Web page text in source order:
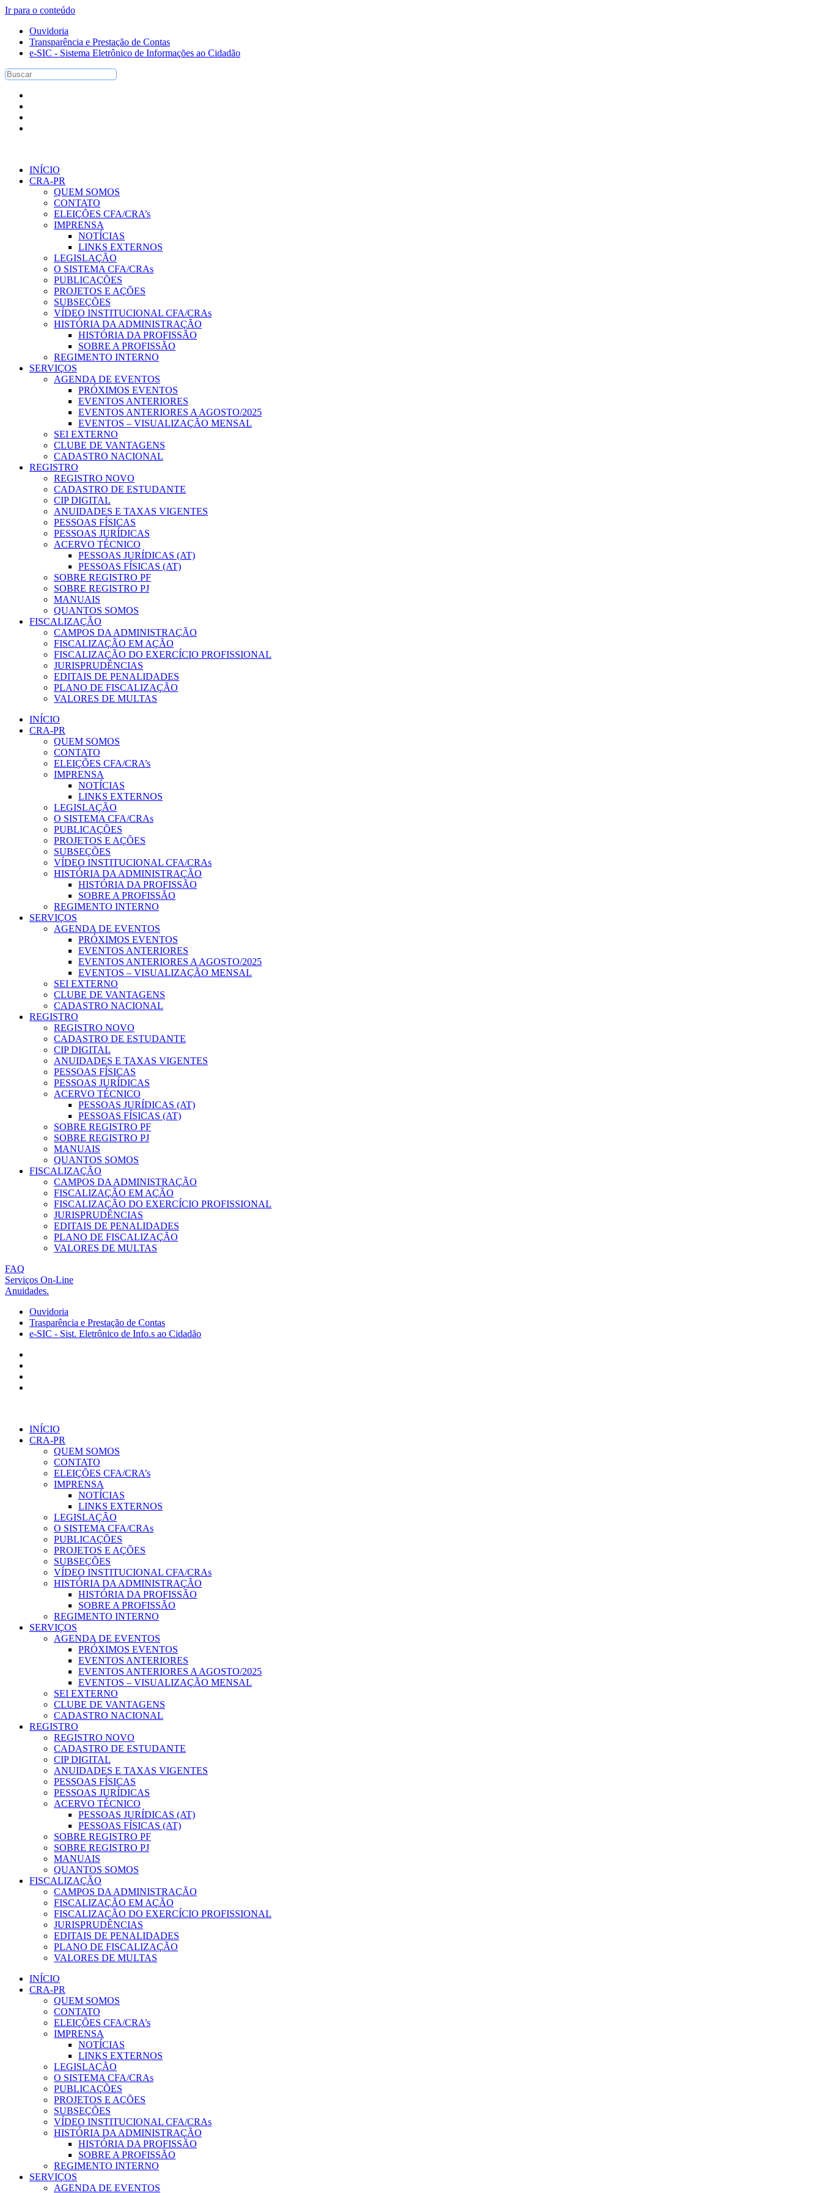
Ir para o conteúdo
Ouvidoria
Transparência e Prestação de Contas
e-SIC - Sistema Eletrônico de Informações ao Cidadão
INÍCIO
CRA-PR
QUEM SOMOS
CONTATO
ELEIÇÕES CFA/CRA’s
IMPRENSA
NOTÍCIAS
LINKS EXTERNOS
LEGISLAÇÃO
O SISTEMA CFA/CRAs
PUBLICAÇÕES
PROJETOS E AÇÕES
SUBSEÇÕES
VÍDEO INSTITUCIONAL CFA/CRAs
HISTÓRIA DA ADMINISTRAÇÃO
HISTÓRIA DA PROFISSÃO
SOBRE A PROFISSÃO
REGIMENTO INTERNO
SERVIÇOS
AGENDA DE EVENTOS
PRÓXIMOS EVENTOS
EVENTOS ANTERIORES
EVENTOS ANTERIORES A AGOSTO/2025
EVENTOS – VISUALIZAÇÃO MENSAL
SEI EXTERNO
CLUBE DE VANTAGENS
CADASTRO NACIONAL
REGISTRO
REGISTRO NOVO
CADASTRO DE ESTUDANTE
CIP DIGITAL
ANUIDADES E TAXAS VIGENTES
PESSOAS FÍSICAS
PESSOAS JURÍDICAS
ACERVO TÉCNICO
PESSOAS JURÍDICAS (AT)
PESSOAS FÍSICAS (AT)
SOBRE REGISTRO PF
SOBRE REGISTRO PJ
MANUAIS
QUANTOS SOMOS
FISCALIZAÇÃO
CAMPOS DA ADMINISTRAÇÃO
FISCALIZAÇÃO EM AÇÃO
FISCALIZAÇÃO DO EXERCÍCIO PROFISSIONAL
JURISPRUDÊNCIAS
EDITAIS DE PENALIDADES
PLANO DE FISCALIZAÇÃO
VALORES DE MULTAS
INÍCIO
CRA-PR
QUEM SOMOS
CONTATO
ELEIÇÕES CFA/CRA’s
IMPRENSA
NOTÍCIAS
LINKS EXTERNOS
LEGISLAÇÃO
O SISTEMA CFA/CRAs
PUBLICAÇÕES
PROJETOS E AÇÕES
SUBSEÇÕES
VÍDEO INSTITUCIONAL CFA/CRAs
HISTÓRIA DA ADMINISTRAÇÃO
HISTÓRIA DA PROFISSÃO
SOBRE A PROFISSÃO
REGIMENTO INTERNO
SERVIÇOS
AGENDA DE EVENTOS
PRÓXIMOS EVENTOS
EVENTOS ANTERIORES
EVENTOS ANTERIORES A AGOSTO/2025
EVENTOS – VISUALIZAÇÃO MENSAL
SEI EXTERNO
CLUBE DE VANTAGENS
CADASTRO NACIONAL
REGISTRO
REGISTRO NOVO
CADASTRO DE ESTUDANTE
CIP DIGITAL
ANUIDADES E TAXAS VIGENTES
PESSOAS FÍSICAS
PESSOAS JURÍDICAS
ACERVO TÉCNICO
PESSOAS JURÍDICAS (AT)
PESSOAS FÍSICAS (AT)
SOBRE REGISTRO PF
SOBRE REGISTRO PJ
MANUAIS
QUANTOS SOMOS
FISCALIZAÇÃO
CAMPOS DA ADMINISTRAÇÃO
FISCALIZAÇÃO EM AÇÃO
FISCALIZAÇÃO DO EXERCÍCIO PROFISSIONAL
JURISPRUDÊNCIAS
EDITAIS DE PENALIDADES
PLANO DE FISCALIZAÇÃO
VALORES DE MULTAS
FAQ
Serviços On-Line
Anuidades.
Ouvidoria
Trasparência e Prestação de Contas
e-SIC - Sist. Eletrônico de Info.s ao Cidadão
INÍCIO
CRA-PR
QUEM SOMOS
CONTATO
ELEIÇÕES CFA/CRA’s
IMPRENSA
NOTÍCIAS
LINKS EXTERNOS
LEGISLAÇÃO
O SISTEMA CFA/CRAs
PUBLICAÇÕES
PROJETOS E AÇÕES
SUBSEÇÕES
VÍDEO INSTITUCIONAL CFA/CRAs
HISTÓRIA DA ADMINISTRAÇÃO
HISTÓRIA DA PROFISSÃO
SOBRE A PROFISSÃO
REGIMENTO INTERNO
SERVIÇOS
AGENDA DE EVENTOS
PRÓXIMOS EVENTOS
EVENTOS ANTERIORES
EVENTOS ANTERIORES A AGOSTO/2025
EVENTOS – VISUALIZAÇÃO MENSAL
SEI EXTERNO
CLUBE DE VANTAGENS
CADASTRO NACIONAL
REGISTRO
REGISTRO NOVO
CADASTRO DE ESTUDANTE
CIP DIGITAL
ANUIDADES E TAXAS VIGENTES
PESSOAS FÍSICAS
PESSOAS JURÍDICAS
ACERVO TÉCNICO
PESSOAS JURÍDICAS (AT)
PESSOAS FÍSICAS (AT)
SOBRE REGISTRO PF
SOBRE REGISTRO PJ
MANUAIS
QUANTOS SOMOS
FISCALIZAÇÃO
CAMPOS DA ADMINISTRAÇÃO
FISCALIZAÇÃO EM AÇÃO
FISCALIZAÇÃO DO EXERCÍCIO PROFISSIONAL
JURISPRUDÊNCIAS
EDITAIS DE PENALIDADES
PLANO DE FISCALIZAÇÃO
VALORES DE MULTAS
INÍCIO
CRA-PR
QUEM SOMOS
CONTATO
ELEIÇÕES CFA/CRA’s
IMPRENSA
NOTÍCIAS
LINKS EXTERNOS
LEGISLAÇÃO
O SISTEMA CFA/CRAs
PUBLICAÇÕES
PROJETOS E AÇÕES
SUBSEÇÕES
VÍDEO INSTITUCIONAL CFA/CRAs
HISTÓRIA DA ADMINISTRAÇÃO
HISTÓRIA DA PROFISSÃO
SOBRE A PROFISSÃO
REGIMENTO INTERNO
SERVIÇOS
AGENDA DE EVENTOS